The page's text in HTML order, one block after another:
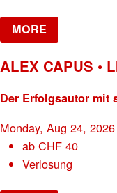
MORE
ALEX CAPUS •
Der Erfolgsautor mit
Monday, Aug 24, 2026
abCHF 40
Verlosung